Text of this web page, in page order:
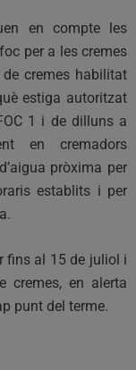
en compte les
per a les cremes
cremes habilitat
estiga autoritzat
1 i de dilluns a
en cremadors
pròxima per
establits i per
fins al 15 de juliol i
cremes, en alerta
punt del terme.